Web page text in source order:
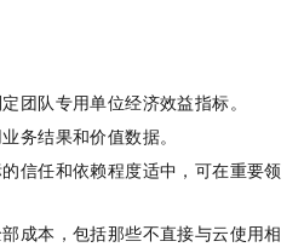
团队专用单位经济效益指标。
务结果和价值数据。
信任和依赖程度适中，可在重要领
成本，包括那些不直接与云使用相